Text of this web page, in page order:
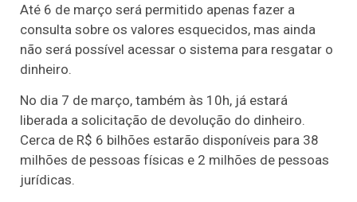
Até 6 de março será permitido apenas fazer a
consulta sobre os valores esquecidos, mas ainda
não será possível acessar o sistema para resgatar o
dinheiro.
No dia 7 de março, também às 10h, já estará
liberada a solicitação de devolução do dinheiro.
Cerca de R$ 6 bilhões estarão disponíveis para 38
milhões de pessoas físicas e 2 milhões de pessoas
jurídicas.